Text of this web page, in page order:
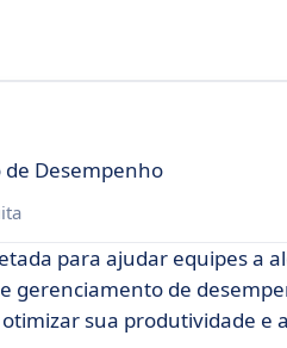
de Desempenho
para ajudar equipes a
gerenciamento de
sua produtividade e